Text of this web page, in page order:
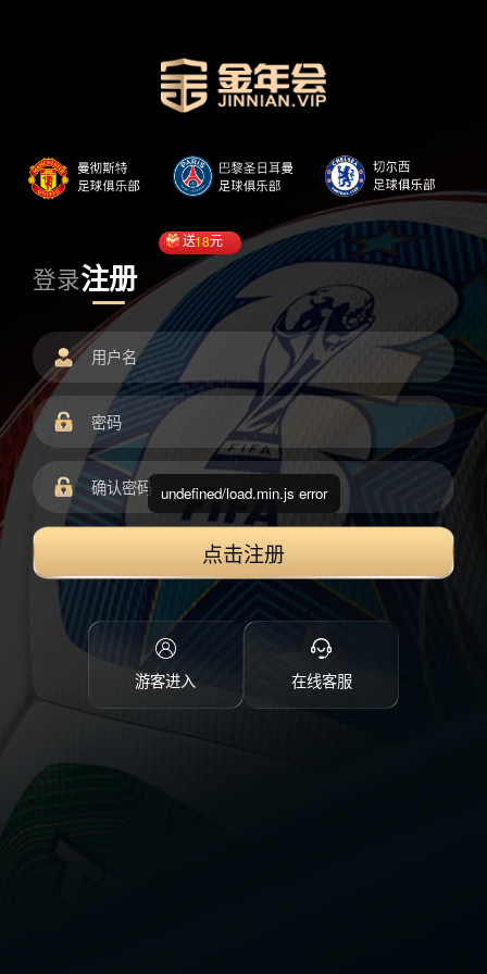
登录注册
送18元
点击注册
游客进入 在线客服
undefined/load.min.js error